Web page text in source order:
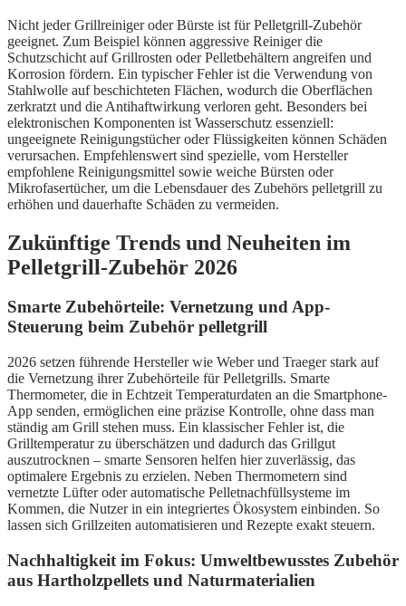
Nicht jeder Grillreiniger oder Bürste ist für Pelletgrill-Zubehör
geeignet. Zum Beispiel können aggressive Reiniger die
Schutzschicht auf Grillrosten oder Pelletbehältern angreifen und
Korrosion fördern. Ein typischer Fehler ist die Verwendung von
Stahlwolle auf beschichteten Flächen, wodurch die Oberflächen
zerkratzt und die Antihaftwirkung verloren geht. Besonders bei
elektronischen Komponenten ist Wasserschutz essenziell:
ungeeignete Reinigungstücher oder Flüssigkeiten können Schäden
verursachen. Empfehlenswert sind spezielle, vom Hersteller
empfohlene Reinigungsmittel sowie weiche Bürsten oder
Mikrofasertücher, um die Lebensdauer des Zubehörs pelletgrill zu
erhöhen und dauerhafte Schäden zu vermeiden.
Zukünftige Trends und Neuheiten im
Pelletgrill-Zubehör 2026
Smarte Zubehörteile: Vernetzung und App-
Steuerung beim Zubehör pelletgrill
2026 setzen führende Hersteller wie Weber und Traeger stark auf
die Vernetzung ihrer Zubehörteile für Pelletgrills. Smarte
Thermometer, die in Echtzeit Temperaturdaten an die Smartphone-
App senden, ermöglichen eine präzise Kontrolle, ohne dass man
ständig am Grill stehen muss. Ein klassischer Fehler ist, die
Grilltemperatur zu überschätzen und dadurch das Grillgut
auszutrocknen – smarte Sensoren helfen hier zuverlässig, das
optimalere Ergebnis zu erzielen. Neben Thermometern sind
vernetzte Lüfter oder automatische Pelletnachfüllsysteme im
Kommen, die Nutzer in ein integriertes Ökosystem einbinden. So
lassen sich Grillzeiten automatisieren und Rezepte exakt steuern.
Nachhaltigkeit im Fokus: Umweltbewusstes Zubehör
aus Hartholzpellets und Naturmaterialien